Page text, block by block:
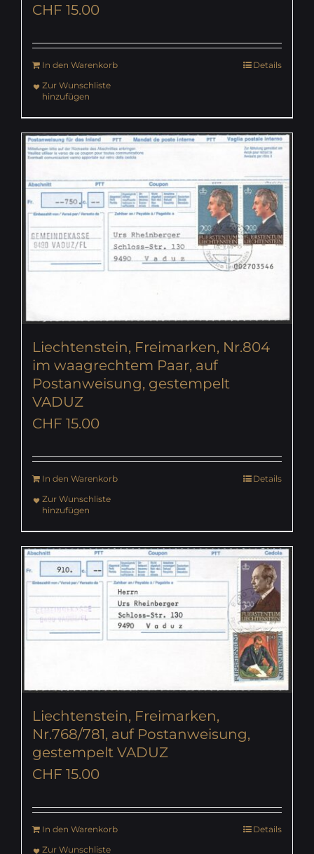
CHF 15.00
In den Warenkorb
Details
Zur Wunschliste
hinzufügen
Liechtenstein, Freimarken, Nr.804
im waagrechtem Paar, auf
Postanweisung, gestempelt
VADUZ
CHF 15.00
In den Warenkorb
Details
Zur Wunschliste
hinzufügen
Liechtenstein, Freimarken,
Nr.768/781, auf Postanweisung,
gestempelt VADUZ
CHF 15.00
In den Warenkorb
Details
Zur Wunschliste